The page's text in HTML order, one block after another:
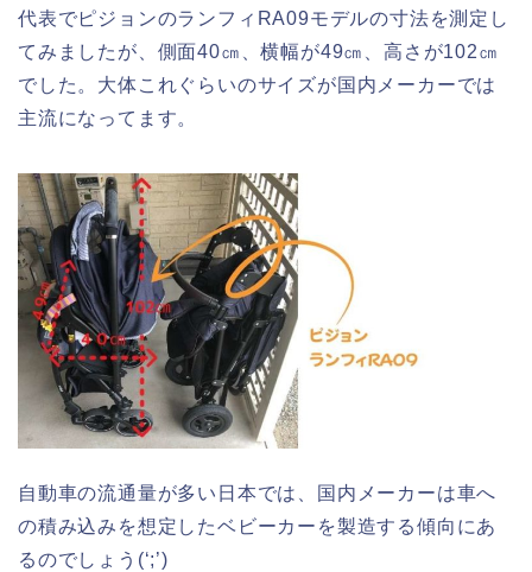
代表でピジョンのランフィRA09モデルの寸法を測定し
てみましたが、側面40㎝、横幅が49㎝、高さが102㎝
でした。大体これぐらいのサイズが国内メーカーでは
主流になってます。
自動車の流通量が多い日本では、国内メーカーは車へ
の積み込みを想定したベビーカーを製造する傾向にあ
るのでしょう(‘;’)